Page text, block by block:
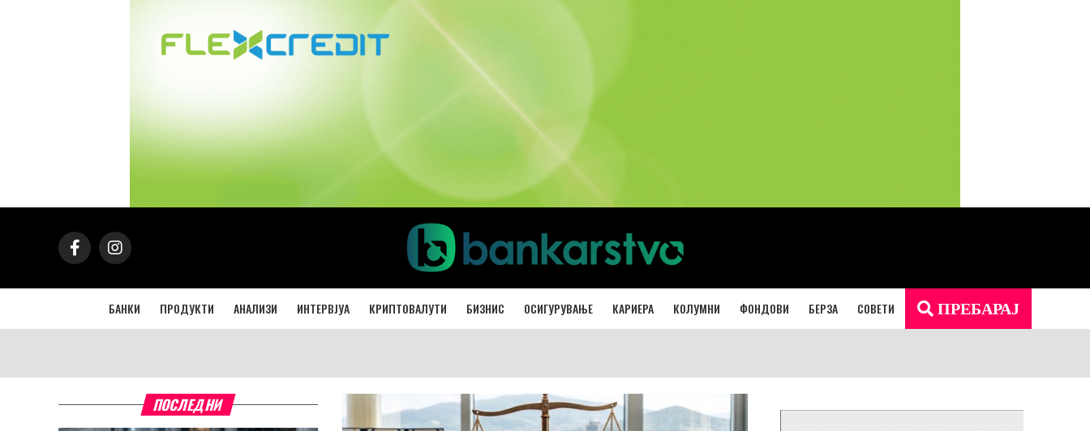
БАНКИ ПРОДУКТИ АНАЛИЗИ ИНТЕРВЈУА КРИПТОВАЛУТИ БИЗНИС ОСИГУРУВАЊЕ КАРИЕРА КОЛУМНИ ФОНДОВИ БЕРЗА СОВЕТИ ПРЕБАРАЈ
ПОСЛЕДНИ